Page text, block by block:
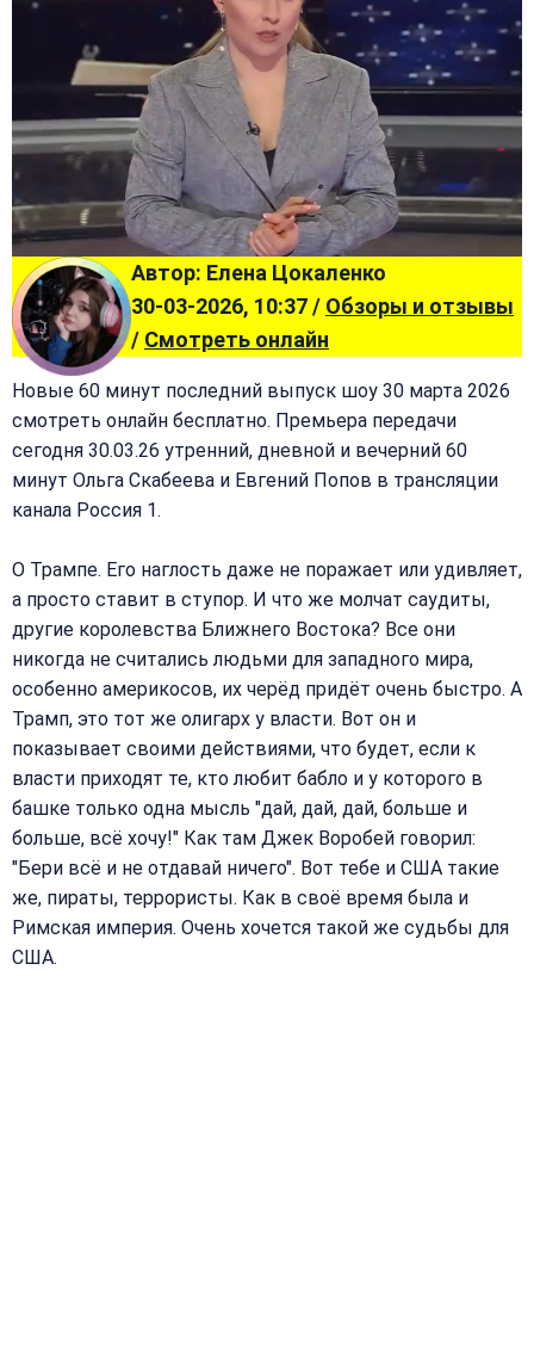
Автор: Елена Цокаленко
30-03-2026, 10:37 / Обзоры и отзывы
/ Смотреть онлайн
Новые 60 минут последний выпуск шоу 30 марта 2026
смотреть онлайн бесплатно. Премьера передачи
сегодня 30.03.26 утренний, дневной и вечерний 60
минут Ольга Скабеева и Евгений Попов в трансляции
канала Россия 1.
О Трампе. Его наглость даже не поражает или удивляет,
а просто ставит в ступор. И что же молчат саудиты,
другие королевства Ближнего Востока? Все они
никогда не считались людьми для западного мира,
особенно америкосов, их черёд придёт очень быстро. А
Трамп, это тот же олигарх у власти. Вот он и
показывает своими действиями, что будет, если к
власти приходят те, кто любит бабло и у которого в
башке только одна мысль "дай, дай, дай, больше и
больше, всё хочу!" Как там Джек Воробей говорил:
"Бери всё и не отдавай ничего". Вот тебе и США такие
же, пираты, террористы. Как в своё время была и
Римская империя. Очень хочется такой же судьбы для
США.